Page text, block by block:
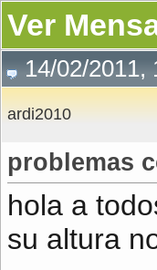
Ver
14/02/2011,
ardi2010
problemas
hola a
su altura